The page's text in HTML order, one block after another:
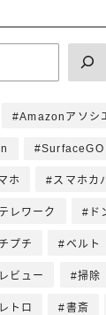
Amazonアソシ
SurfaceGO
ホ スマホカ
テレワーク ド
プチ ベルト
ビュー 掃除
トロ 書斎